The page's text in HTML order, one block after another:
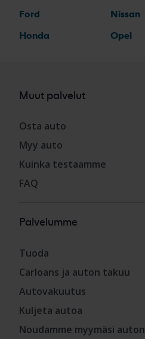
Ford
Honda
Nissan
Opel
Muut palvelut
Osta auto
Myy auto
Kuinka testaamme
FAQ
Palvelumme
Tuoda
Carloans ja auton takuu
Autovakuutus
Kuljeta autoa
Noudamme myymäsi auton